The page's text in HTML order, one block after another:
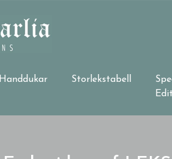
Handdukar Storlekstabell